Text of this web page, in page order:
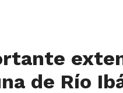
de Río